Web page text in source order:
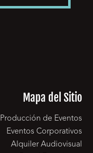
Mapa del Sitio
Producción de Eventos
Eventos Corporativos
Alquiler Audiovisual